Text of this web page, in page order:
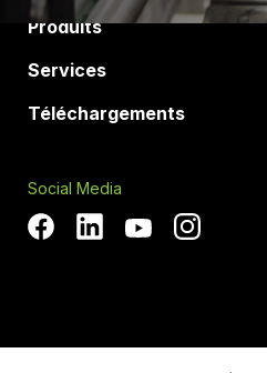
Produits
Services
Téléchargements
Social Media